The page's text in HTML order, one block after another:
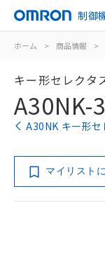
制御
ホーム > 商品情報 >
キー形セレクタ
A30NK-
A30NK キー形
マイリスト